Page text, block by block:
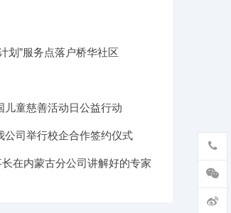
划”服务点落户桥华社区
童慈善活动日公益行动
公司举行校企合作签约仪式
在内蒙古分公司讲解好的专家